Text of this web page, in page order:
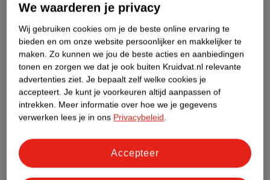
Productinformatie
Nature Impact Score
Dit product heeft (nog) geen Nature
Impact Score.
Meer informatie
Bestel & Bezorginformatie
We waarderen je privacy
Wij gebruiken cookies om je de beste online ervaring te
bieden en om onze website persoonlijker en makkelijker te
maken. Zo kunnen we jou de beste acties en aanbiedingen
tonen en zorgen we dat je ook buiten Kruidvat.nl relevante
advertenties ziet. Je bepaalt zelf welke cookies je
accepteert. Je kunt je voorkeuren altijd aanpassen of
intrekken. Meer informatie over hoe we je gegevens
verwerken lees je in ons Privacybeleid.
Accepteer